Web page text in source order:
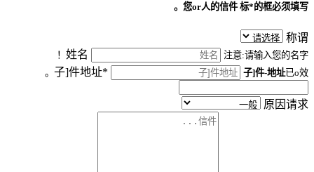
您or人的信件标*的框必须填写。
称谓
姓名
注意:请输入您的名字！
子]件地址* 子]件-地址已o效。
原因请求